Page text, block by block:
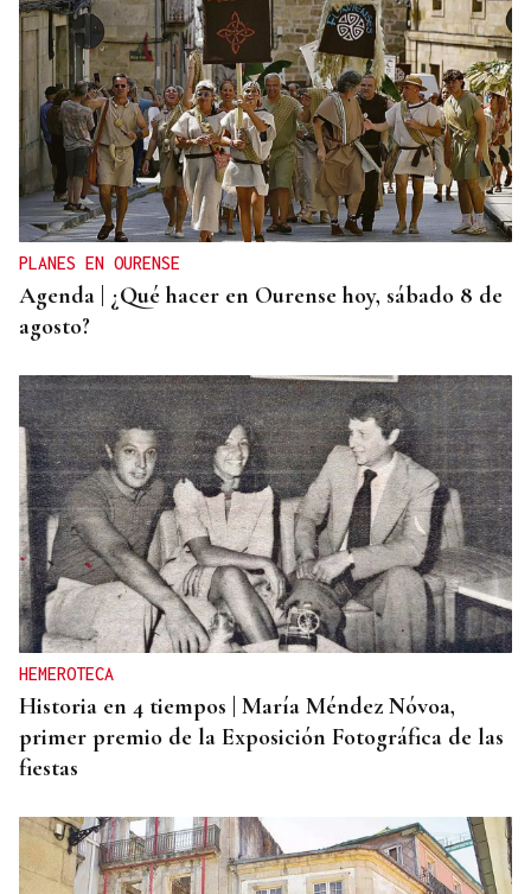
CANEDO
Un herido en la colisión entre dos coches en la
entrada a las termas de Outariz
PLANES EN OURENSE
Agenda | ¿Qué hacer en Ourense hoy, sábado 8 de
agosto?
HEMEROTECA
Historia en 4 tiempos | María Méndez Nóvoa,
primer premio de la Exposición Fotográfica de las
fiestas